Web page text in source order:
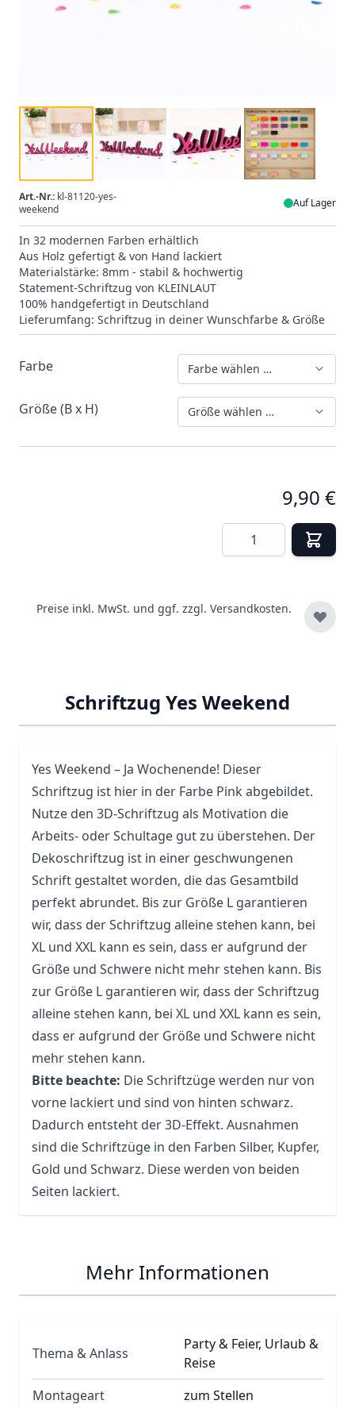
Art.-Nr.: kl-81120-yes-
weekend
Auf Lager
In 32 modernen Farben erhältlich
Aus Holz gefertigt & von Hand lackiert
Materialstärke: 8mm - stabil & hochwertig
Statement-Schriftzug von KLEINLAUT
100% handgefertigt in Deutschland
Lieferumfang: Schriftzug in deiner Wunschfarbe & Größe
Farbe Farbe wählen …
Größe (B x H) Größe wählen …
9,90 €
Menge
Preise inkl. MwSt. und ggf. zzgl. Versandkosten.
Schriftzug Yes Weekend
Yes Weekend – Ja Wochenende! Dieser
Schriftzug ist hier in der Farbe Pink abgebildet.
Nutze den 3D-Schriftzug als Motivation die
Arbeits- oder Schultage gut zu überstehen. Der
Dekoschriftzug ist in einer geschwungenen
Schrift gestaltet worden, die das Gesamtbild
perfekt abrundet. Bis zur Größe L garantieren
wir, dass der Schriftzug alleine stehen kann, bei
XL und XXL kann es sein, dass er aufgrund der
Größe und Schwere nicht mehr stehen kann. Bis
zur Größe L garantieren wir, dass der Schriftzug
alleine stehen kann, bei XL und XXL kann es sein,
dass er aufgrund der Größe und Schwere nicht
mehr stehen kann.
Bitte beachte: Die Schriftzüge werden nur von
vorne lackiert und sind von hinten schwarz.
Dadurch entsteht der 3D-Effekt. Ausnahmen
sind die Schriftzüge in den Farben Silber, Kupfer,
Gold und Schwarz. Diese werden von beiden
Seiten lackiert.
Mehr Informationen
Thema & Anlass
Party & Feier, Urlaub &
Reise
Montageart
zum Stellen